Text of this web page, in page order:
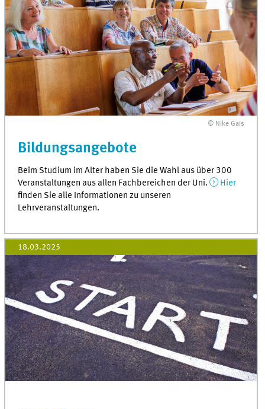
© Nike Gais
Bildungsangebote
Beim Studium im Alter haben Sie die Wahl aus über 300
Veranstaltungen aus allen Fachbereichen der Uni.
Hier
finden Sie alle Informationen zu unseren
Lehrveranstaltungen.
18.03.2025